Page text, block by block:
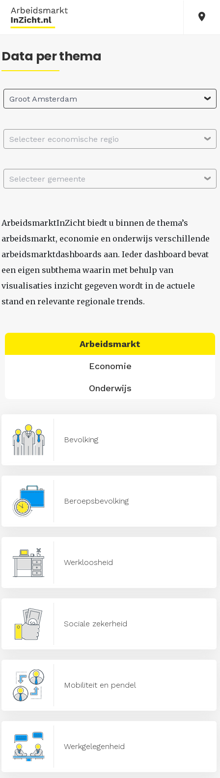
Data per thema
Groot Amsterdam
Selecteer economische regio
Selecteer gemeente
ArbeidsmarktInZicht biedt u binnen de thema’s
arbeidsmarkt, economie en onderwijs verschillende
arbeidsmarktdashboards aan. Ieder dashboard bevat
een eigen subthema waarin met behulp van
visualisaties inzicht gegeven wordt in de actuele
stand en relevante regionale trends.
Arbeidsmarkt
Economie
Onderwijs
Bevolking
Beroepsbevolking
Werkloosheid
Sociale zekerheid
Mobiliteit en pendel
Werkgelegenheid